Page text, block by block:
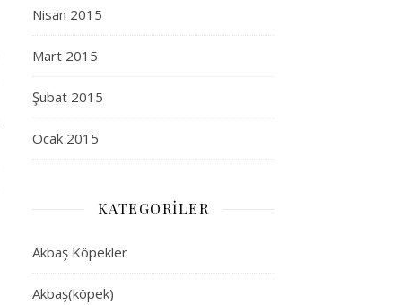
Nisan 2015
Mart 2015
Şubat 2015
Ocak 2015
KATEGORILER
Akbaş Köpekler
Akbaş(köpek)